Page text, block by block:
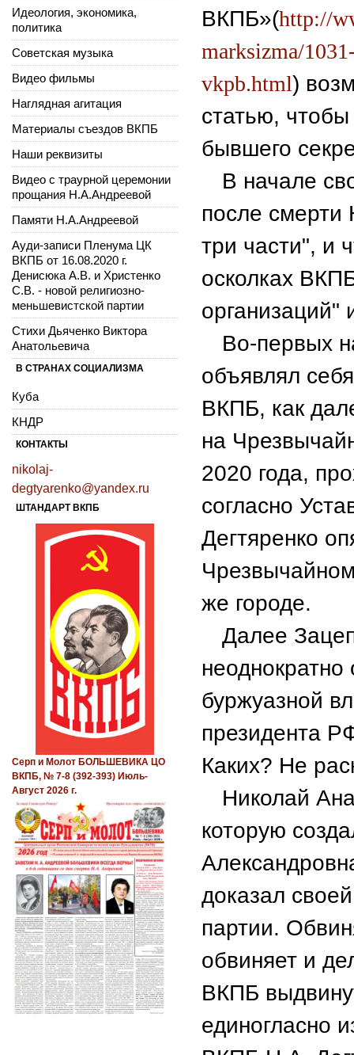
ВКПБ»(http://
marksizma/
vkpb.html)
статью,
бывшего
В начале
после
три части", и
осколках
организаций"
Во-первых
объявлял
ВКПБ, как
на
2020 года,
согласно
Дегтяренко
же городе.
Далее
буржуазной
президента
Каких? Не
Николай
которую
доказал
партии.
обвиняет и
ВКПБ
единогласно
Идеология, экономика,
политика
Советская музыка
Видео фильмы
Наглядная агитация
Материалы съездов ВКПБ
Наши реквизиты
Видео с траурной церемонии
прощания Н.А.Андреевой
Памяти Н.А.Андреевой
Ауди-записи Пленума ЦК
ВКПБ от 16.08.2020 г.
Денисюка А.В. и Христенко
С.В. - новой религиозно-
меньшевистской партии
Стихи Дьяченко Виктора
Анатольевича
В СТРАНАХ СОЦИАЛИЗМА
Куба
КНДР
КОНТАКТЫ
nikolaj-
degtyarenko@yandex.ru
ШТАНДАРТ ВКПБ
Серп и Молот БОЛЬШЕВИКА ЦО
ВКПБ, № 7-8 (392-393) Июль-
Август 2026 г.